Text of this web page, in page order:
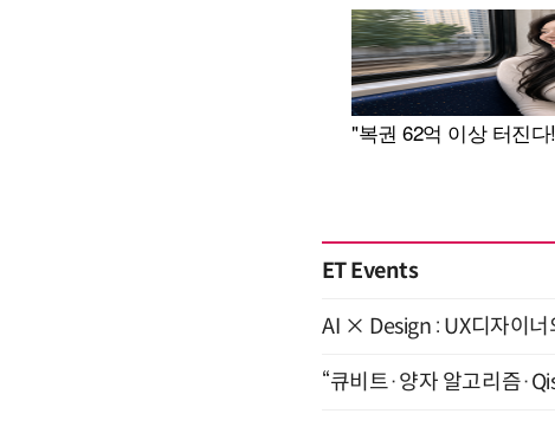
ET Events
AI × Design : UX디자이너
“큐비트·양자 알고리즘